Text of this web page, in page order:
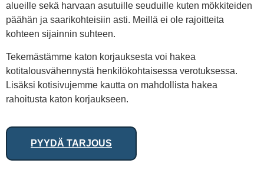
alueille sekä harvaan asutuille seuduille kuten mökkiteiden
päähän ja saarikohteisiin asti. Meillä ei ole rajoitteita
kohteen sijainnin suhteen.
Tekemästämme katon korjauksesta voi hakea
kotitalousvähennystä henkilökohtaisessa verotuksessa.
Lisäksi kotisivujemme kautta on mahdollista hakea
rahoitusta katon korjaukseen.
PYYDÄ TARJOUS